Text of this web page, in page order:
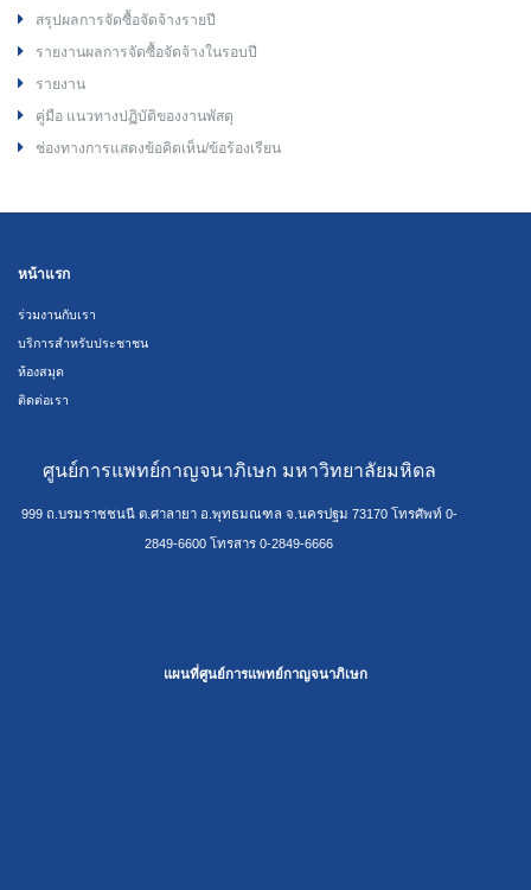
สรุปผลการจัดซื้อจัดจ้างรายปี
รายงานผลการจัดซื้อจัดจ้างในรอบปี
รายงาน
คู่มือ แนวทางปฏิบัติของงานพัสดุ
ช่องทางการแสดงข้อคิดเห็น/ข้อร้องเรียน
หน้าแรก
ร่วมงานกับเรา
บริการสำหรับประชาชน
ห้องสมุด
ติดต่อเรา
ศูนย์การแพทย์กาญจนาภิเษก มหาวิทยาลัยมหิดล
999 ถ.บรมราชชนนี ต.ศาลายา อ.พุทธมณฑล จ.นครปฐม 73170 โทรศัพท์ 0-
2849-6600 โทรสาร 0-2849-6666
แผนที่ศูนย์การแพทย์กาญจนาภิเษก